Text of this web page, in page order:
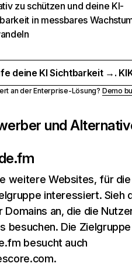
zu schützen und deine KI-
in messbares
deine KI Sichtbarkeit →.
an der Enterprise-Lösung? Demo
und
weitere Websites, für
interessiert. Sieh
Domains an, die die
besuchen. Die
besucht auch